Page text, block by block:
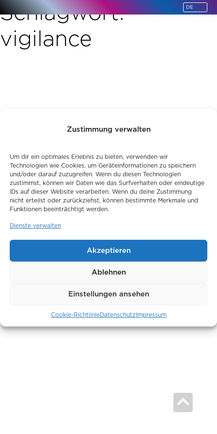
Zustimmung verwalten
Um dir ein optimales Erlebnis zu bieten, verwenden wir
Technologien wie Cookies, um Geräteinformationen zu speichern
und/oder darauf zuzugreifen. Wenn du diesen Technologien
zustimmst, können wir Daten wie das Surfverhalten oder eindeutige
IDs auf dieser Website verarbeiten. Wenn du deine Zustimmung
nicht erteilst oder zurückziehst, können bestimmte Merkmale und
Funktionen beeinträchtigt werden.
Dienste verwalten
Akzeptieren
Ablehnen
Einstellungen ansehen
Cookie-RichtlinieDatenschutz Impressum
Schlagwort:
vigilance